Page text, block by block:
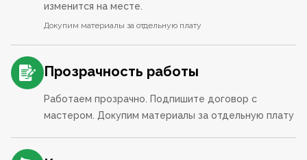
изменится на месте.
Докупим материалы за отдельную плату
Прозрачность работы
Работаем прозрачно. Подпишите договор с
мастером. Докупим материалы за отдельную плату